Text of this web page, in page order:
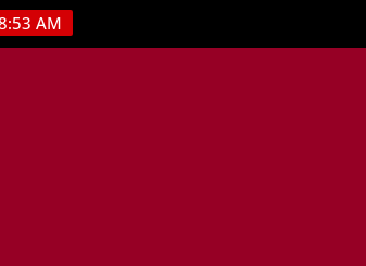
AM